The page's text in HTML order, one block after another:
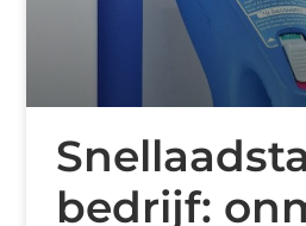
bedrijf: